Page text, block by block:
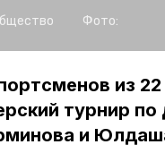
Фото:
из
турнир
и